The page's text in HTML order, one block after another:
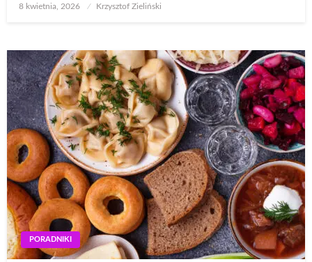
Opublikowane
8 kwietnia, 2026 Krzysztof Zieliński
PORADNIKI